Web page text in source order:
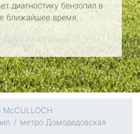
диагностику бензопил в
ближайшее время.
метро Домодедовская